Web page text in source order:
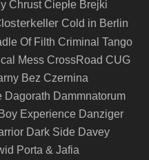
Chrust Ciepłe Brejki
Cold in Berlin
Of Filth Criminal Tango
Mess CrossRoad CUG
Bez Czernina
Dagorath Dammnatorum
Experience Danziger
Dark Side Davey
Porta & Jafia